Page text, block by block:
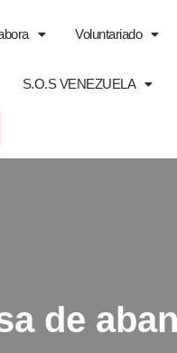
Voluntariado
S.O.S VENEZUELA
de